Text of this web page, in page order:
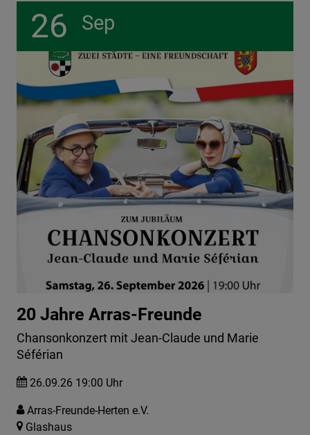
26 Sep
20 Jahre Arras-Freunde
Chansonkonzert mit Jean-Claude und Marie
Séférian
26.09.26 19:00 Uhr
Arras-Freunde-Herten e.V.
Glashaus